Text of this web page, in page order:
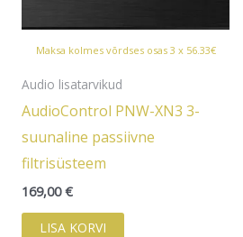
Maksa kolmes võrdses osas 3 x 56.33€
Audio lisatarvikud
AudioControl PNW-XN3 3-
suunaline passiivne
filtrisüsteem
169,00€
LISA KORVI